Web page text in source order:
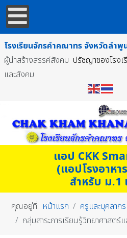
โรงเรียนจักรคำคณาทร จังหวัดลำพู
ผู้นำสร้างสรรค์สังคม ปรัชญาของโรงเ
และสังคม
แอป CKK
(แอปโรงอาหา
สำหรับ ม.1
คุณอยู่ที่: หน้าแรก
ครูและบุคลากร
กลุ่มสาระการเรียนรู้วิทยาศาสตร์แ